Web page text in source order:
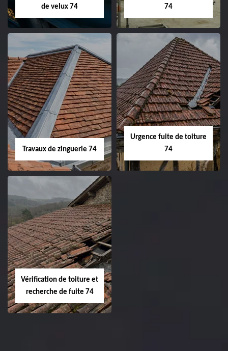
de velux 74
74
Travaux de zinguerie 74
Urgence fuite de toiture
74
Vérification de toiture et
recherche de fuite 74